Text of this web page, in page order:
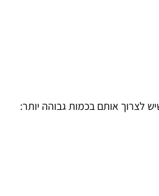
לצרוך אותם בכמות גבוהה יותר: